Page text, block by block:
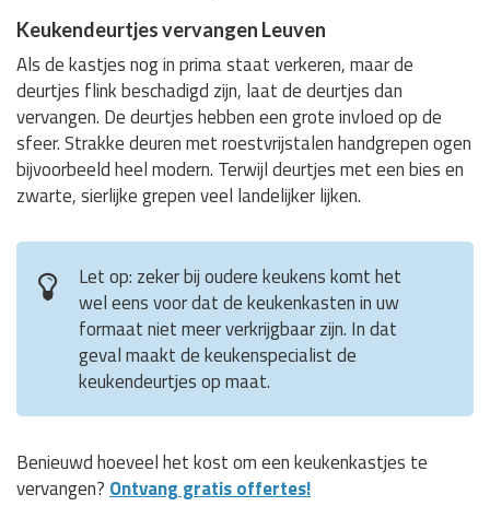
Keukendeurtjes vervangen Leuven
Als de kastjes nog in prima staat verkeren, maar de
deurtjes flink beschadigd zijn, laat de deurtjes dan
vervangen. De deurtjes hebben een grote invloed op de
sfeer. Strakke deuren met roestvrijstalen handgrepen ogen
bijvoorbeeld heel modern. Terwijl deurtjes met een bies en
zwarte, sierlijke grepen veel landelijker lijken.
Let op: zeker bij oudere keukens komt het
wel eens voor dat de keukenkasten in uw
formaat niet meer verkrijgbaar zijn. In dat
geval maakt de keukenspecialist de
keukendeurtjes op maat.
Benieuwd hoeveel het kost om een keukenkastjes te
vervangen? Ontvang gratis offertes!